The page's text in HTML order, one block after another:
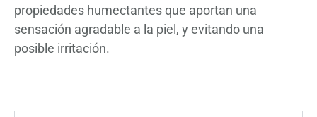
propiedades humectantes que aportan una
sensación agradable a la piel, y evitando una
posible irritación.